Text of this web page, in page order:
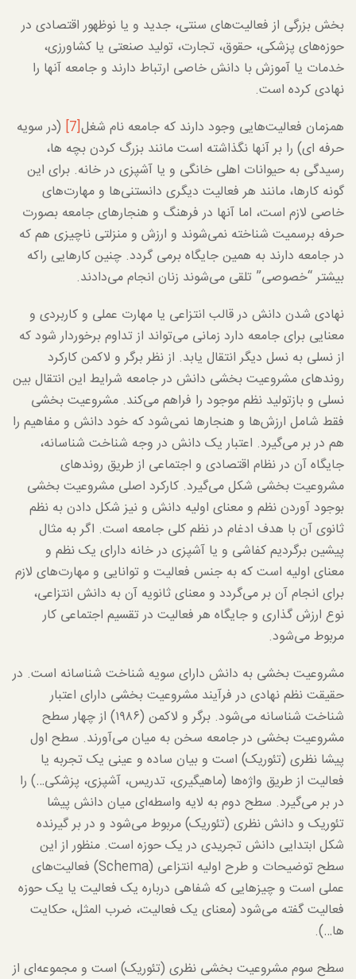
بخش بزرگی از فعالیت‌های سنتی، جدید و یا نوظهور اقتصادی در
حوزه‌های پزشکی، حقوق، تجارت، تولید صنعتی یا کشاورزی،
خدمات یا آموزش با دانش خاصی ارتباط دارند و جامعه آنها را
نهادی کرده است.
همزمان فعالیت‌هایی وجود دارند که جامعه نام شغل[7]
(در سویه
حرفه ای) را بر آنها نگذاشته است مانند بزرگ کردن بچه ها،
رسیدگی به حیوانات اهلی خانگی و یا آشپزی در خانه. برای این
گونه کارها، مانند هر فعالیت دیگری دانستنی‌ها و مهارت‌های
خاصی لازم است، اما آنها در فرهنگ و هنجارهای جامعه بصورت
حرفه برسمیت شناخته نمی‌شوند و ارزش و منزلتی ناچیزی هم که
در جامعه دارند به همین جایگاه برمی گردد. چنین کارهایی راکه
بیشتر “خصوصی” تلقی می‌شوند زنان انجام می‌دادند.
نهادی شدن دانش در قالب انتزاعی یا مهارت عملی و کاربردی و
معنایی برای جامعه دارد زمانی می‌تواند از تداوم برخوردار شود که
از نسلی به نسل دیگر انتقال یابد. از نظر برگر و لاکمن کارکرد
روند‌های مشروعیت بخشی دانش در جامعه شرایط این انتقال بین
نسلی و بازتولید نظم موجود را فراهم می‌کند. مشروعیت بخشی
فقط شامل ارزش‌ها و هنجارها نمی‌شود که خود دانش و مفاهیم را
هم در بر می‌گیرد. اعتبار یک دانش در وجه شناخت شناسانه،
جایگاه آن در نظام اقتصادی و اجتماعی از طریق روندهای
مشروعیت بخشی شکل می‌گیرد. کارکرد اصلی مشروعیت بخشی
بوجود آوردن نظم و معنای اولیه دانش و نیز شکل دادن به نظم
ثانوی آن با هدف ادغام در نظم کلی جامعه است. اگر به مثال
پیشین برگردیم کفاشی و یا آشپزی در خانه دارای یک نظم و
معنای اولیه است که به جنس فعالیت و توانایی و مهارت‌های لازم
برای انجام آن بر می‌گردد و معنای ثانویه آن به دانش انتزاعی،
نوع ارزش گذاری و جایگاه هر فعالیت در تقسیم اجتماعی کار
مربوط می‌شود.
مشروعیت بخشی به دانش دارای سویه شناخت شناسانه است. در
حقیقت نظم نهادی در فرآیند مشروعیت بخشی دارای اعتبار
شناخت شناسانه می‌شود. برگر و لاکمن (۱۹۸۶) از چهار سطح
مشروعیت بخشی در جامعه سخن به میان می‌آورند. سطح اول
پیشا نظری (تئوریک) است و بیان ساده و عینی یک تجربه یا
فعالیت از طریق واژه‌ها (ماهیگیری، تدریس، آشپزی، پزشکی…) را
در بر می‌گیرد. سطح دوم به لایه واسطه‌ای میان دانش پیشا
تئوریک و دانش نظری (تئوریک) مربوط می‌شود و در بر گیرنده
شکل ابتدایی دانش تجریدی در یک حوزه است. منظور از این
سطح توضیحات و طرح اولیه انتزاعی (Schema) فعالیت‌های
عملی است و چیزهایی که شفاهی درباره یک فعالیت یا یک حوزه
فعالیت گفته می‌شود (معنای یک فعالیت، ضرب المثل، حکایت
ها…).
سطح سوم مشروعیت بخشی نظری (تئوریک) است و مجموعه‌ای از